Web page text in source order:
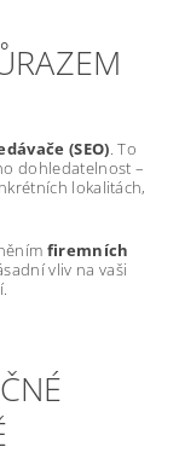
(SEO). To
dohledatelnost –
lokalitách,
firemních
vliv na vaši